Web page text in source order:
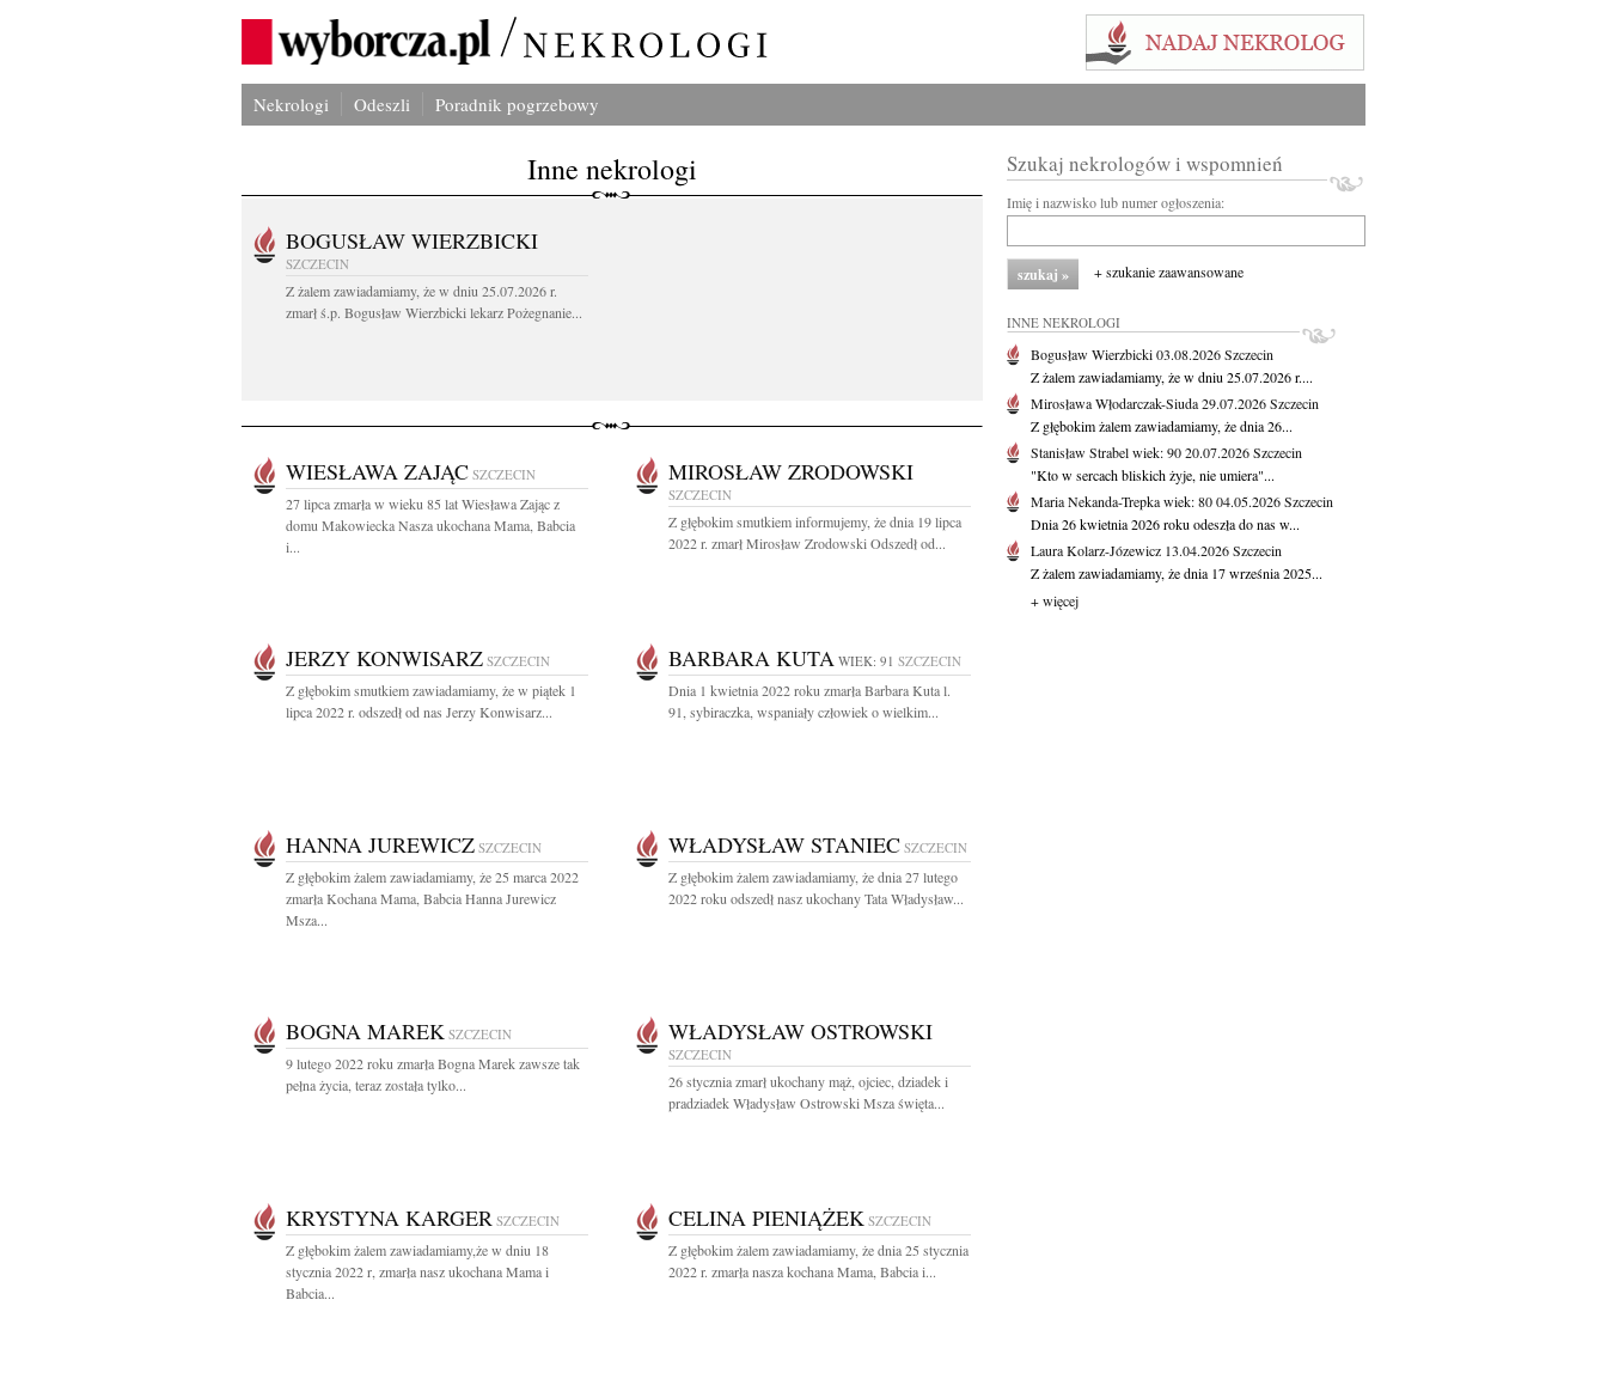
Nekrologi Odeszli Poradnik pogrzebowy
Inne nekrologi
BOGUSŁAW WIERZBICKI
SZCZECIN
Z żalem zawiadamiamy, że w dniu 25.07.2026 r.
zmarł ś.p. Bogusław Wierzbicki lekarz Pożegnanie...
WIESŁAWA ZAJĄC SZCZECIN
27 lipca zmarła w wieku 85 lat Wiesława Zając z
domu Makowiecka Nasza ukochana Mama, Babcia
i...
MIROSŁAW ZRODOWSKI
SZCZECIN
Z głębokim smutkiem informujemy, że dnia 19 lipca
2022 r. zmarł Mirosław Zrodowski Odszedł od...
JERZY KONWISARZ SZCZECIN
Z głębokim smutkiem zawiadamiamy, że w piątek 1
lipca 2022 r. odszedł od nas Jerzy Konwisarz...
BARBARA KUTA WIEK: 91 SZCZECIN
Dnia 1 kwietnia 2022 roku zmarła Barbara Kuta l.
91, sybiraczka, wspaniały człowiek o wielkim...
HANNA JUREWICZ SZCZECIN
Z głębokim żalem zawiadamiamy, że 25 marca 2022
zmarła Kochana Mama, Babcia Hanna Jurewicz
Msza...
WŁADYSŁAW STANIEC SZCZECIN
Z głębokim żalem zawiadamiamy, że dnia 27 lutego
2022 roku odszedł nasz ukochany Tata Władysław...
BOGNA MAREK SZCZECIN
9 lutego 2022 roku zmarła Bogna Marek zawsze tak
pełna życia, teraz została tylko...
WŁADYSŁAW OSTROWSKI
SZCZECIN
26 stycznia zmarł ukochany mąż, ojciec, dziadek i
pradziadek Władysław Ostrowski Msza święta...
KRYSTYNA KARGER SZCZECIN
Z głębokim żalem zawiadamiamy,że w dniu 18
stycznia 2022 r, zmarła nasz ukochana Mama i
Babcia...
CELINA PIENIĄŻEK SZCZECIN
Z głębokim żalem zawiadamiamy, że dnia 25 stycznia
2022 r. zmarła nasza kochana Mama, Babcia i...
Szukaj nekrologów i wspomnień
Imię i nazwisko lub numer ogłoszenia:
+ szukanie zaawansowane
INNE NEKROLOGI
Bogusław Wierzbicki03.08.2026Szczecin
Z żalem zawiadamiamy, że w dniu 25.07.2026 r....
Mirosława Włodarczak-Siuda29.07.2026Szczecin
Z głębokim żalem zawiadamiamy, że dnia 26...
Stanisław Strabelwiek: 9020.07.2026Szczecin
"Kto w sercach bliskich żyje, nie umiera"...
Maria Nekanda-Trepkawiek: 8004.05.2026Szczecin
Dnia 26 kwietnia 2026 roku odeszła do nas w...
Laura Kolarz-Józewicz 13.04.2026Szczecin
Z żalem zawiadamiamy, że dnia 17 września 2025...
+ więcej